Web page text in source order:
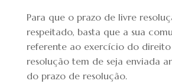
Para que o prazo de livre
respeitado, basta que a sua
referente ao exercício do
resolução tem de seja enviada
do prazo de resolução.